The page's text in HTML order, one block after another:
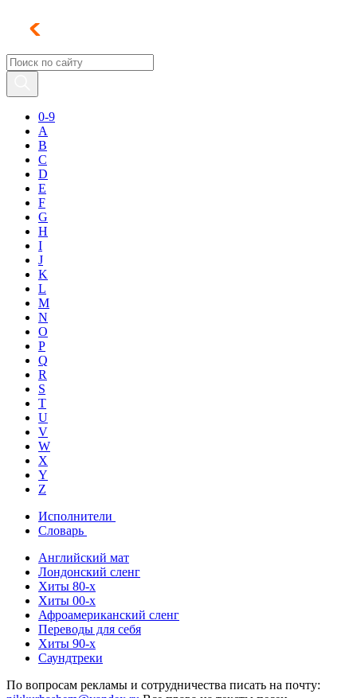
0-9
A
B
C
D
E
F
G
H
I
J
K
L
M
N
O
P
Q
R
S
T
U
V
W
X
Y
Z
Исполнители
Словарь
Английский мат
Лондонский сленг
Хиты 80-х
Хиты 00-х
Афроамериканский сленг
Переводы для себя
Хиты 90-х
Саундтреки
По вопросам рекламы и сотрудничества писать на почту: